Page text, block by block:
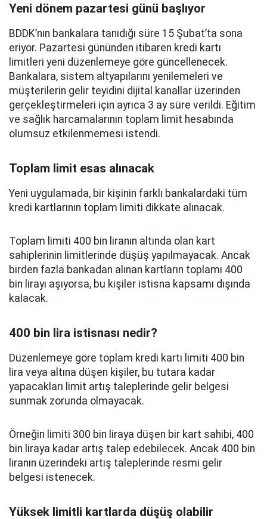
Yeni dönem pazartesi günü başlıyor
BDDK’nın bankalara tanıdığı süre 15 Şubat’ta sona
eriyor. Pazartesi gününden itibaren kredi kartı
limitleri yeni düzenlemeye göre güncellenecek.
Bankalara, sistem altyapılarını yenilemeleri ve
müşterilerin gelir teyidini dijital kanallar üzerinden
gerçekleştirmeleri için ayrıca 3 ay süre verildi. Eğitim
ve sağlık harcamalarının toplam limit hesabında
olumsuz etkilenmemesi istendi.
Toplam limit esas alınacak
Yeni uygulamada, bir kişinin farklı bankalardaki tüm
kredi kartlarının toplam limiti dikkate alınacak.
Toplam limiti 400 bin liranın altında olan kart
sahiplerinin limitlerinde düşüş yapılmayacak. Ancak
birden fazla bankadan alınan kartların toplamı 400
bin lirayı aşıyorsa, bu kişiler istisna kapsamı dışında
kalacak.
400 bin lira istisnası nedir?
Düzenlemeye göre toplam kredi kartı limiti 400 bin
lira veya altına düşen kişiler, bu tutara kadar
yapacakları limit artış taleplerinde gelir belgesi
sunmak zorunda olmayacak.
Örneğin limiti 300 bin liraya düşen bir kart sahibi, 400
bin liraya kadar artış talep edebilecek. Ancak 400 bin
liranın üzerindeki artış taleplerinde resmi gelir
belgesi istenecek.
Yüksek limitli kartlarda düşüş olabilir